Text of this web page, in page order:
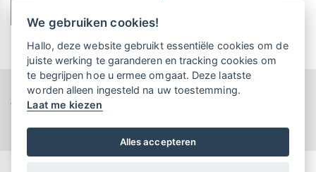
Copyright All Rights Reserved © 2011-2026 UP-TO-DATE
WebDesign
Privacy & Cookies
Locations Algemene Voorwaarden
We gebruiken cookies!
Hallo, deze website gebruikt essentiële cookies om de
juiste werking te garanderen en tracking cookies om
te begrijpen hoe u ermee omgaat. Deze laatste
worden alleen ingesteld na uw toestemming.
Laat me kiezen
Alles accepteren
een persoonlijke demo.
Maandelijks gratis opleidingen